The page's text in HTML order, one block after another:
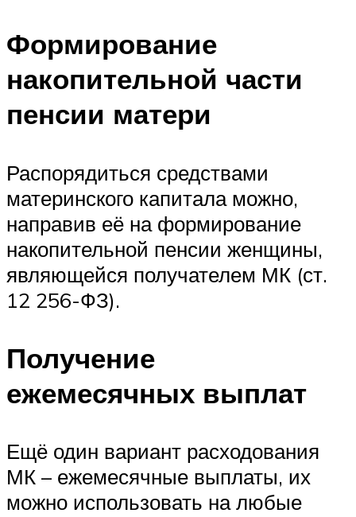
Формирование
накопительной части
пенсии матери
Распорядиться средствами
материнского капитала можно,
направив её на формирование
накопительной пенсии женщины,
являющейся получателем МК (ст.
12 256-ФЗ).
Получение
ежемесячных выплат
Ещё один вариант расходования
МК – ежемесячные выплаты, их
можно использовать на любые